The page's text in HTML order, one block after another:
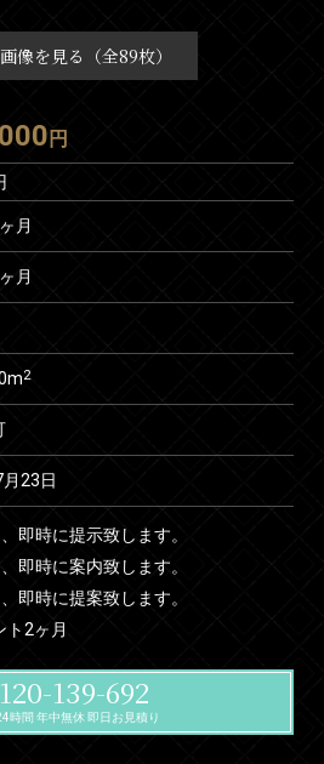
像を見る（全89枚）
円
月
月
2
23日
即時に提示致します。
即時に案内致します。
即時に提案致します。
ト2ヶ月
139-692
時間 年中無休 即日お見積り